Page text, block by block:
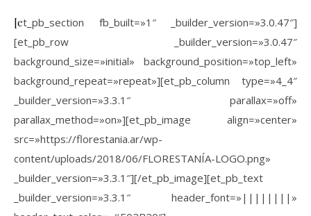
[et_pb_section fb_built=»1″ _builder_version=»3.0.47″]
[et_pb_row _builder_version=»3.0.47″
background_size=»initial» background_position=»top_left»
background_repeat=»repeat»][et_pb_column type=»4_4″
_builder_version=»3.3.1″ parallax=»off»
parallax_method=»on»][et_pb_image align=»center»
src=»https://florestania.ar/wp-
content/uploads/2018/06/FLORESTANÍA-LOGO.png»
_builder_version=»3.3.1″][/et_pb_image][et_pb_text
_builder_version=»3.3.1″ header_font=»||||||||»